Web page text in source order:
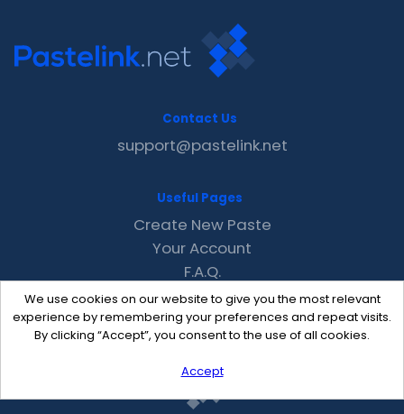
We use cookies on our website to give you the most relevant
experience by remembering your preferences and repeat visits.
By clicking “Accept”, you consent to the use of all cookies.
Accept
Contact Us
support@pastelink.net
Useful Pages
Create New Paste
Your Account
F.A.Q.
Recent
Contact